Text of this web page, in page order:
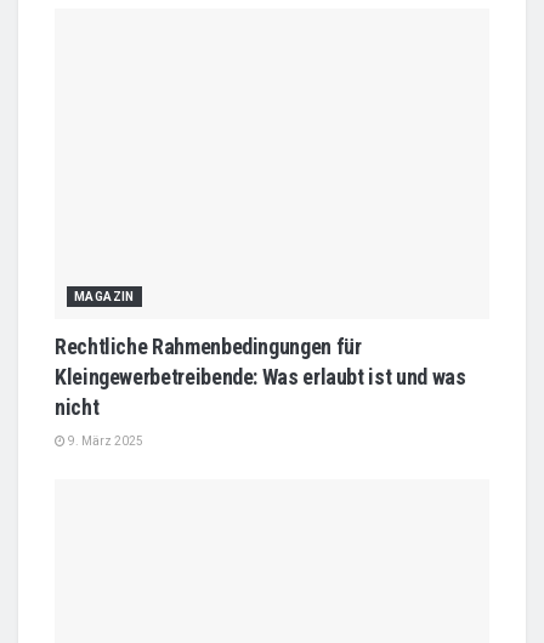
MAGAZIN
Rechtliche Rahmenbedingungen für
Kleingewerbetreibende: Was erlaubt ist und was
nicht
9. März 2025